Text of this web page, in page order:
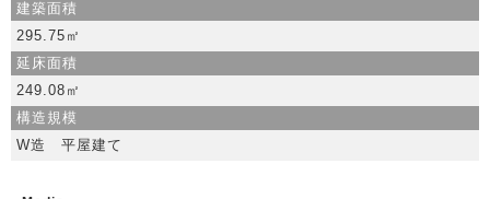
建築面積
295.75㎡
延床面積
249.08㎡
構造規模
W造 平屋建て